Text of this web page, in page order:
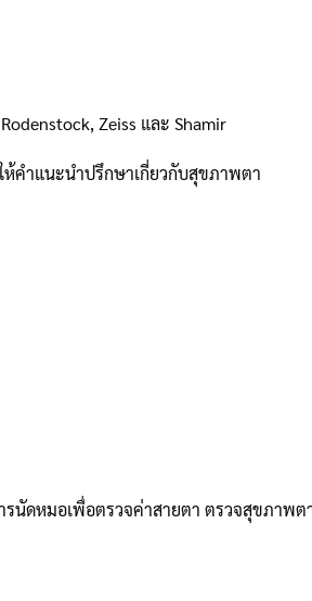
Zeiss และ Shamir
ห้คำแนะนำปรึกษาเกี่ยวกับสุขภาพตา
นัดหมอเพื่อตรวจค่าสายตา ตรวจสุขภาพต